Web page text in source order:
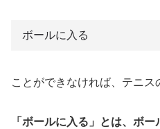
ボールに入る
ことができなければ、テニス
「ボールに入る」とは、ボ